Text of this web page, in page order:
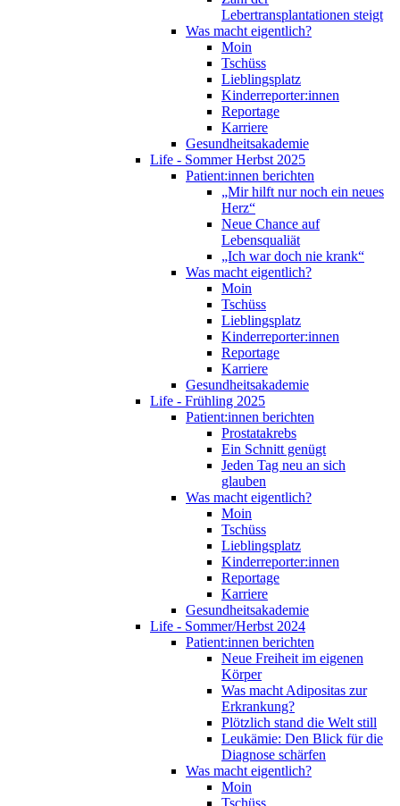
Lebertransplantationen steigt
Was macht eigentlich?
Moin
Tschüss
Lieblingsplatz
Kinderreporter:innen
Reportage
Karriere
Gesundheitsakademie
Life - Sommer Herbst 2025
Patient:innen berichten
„Mir hilft nur noch ein neues
Herz“
Neue Chance auf
Lebensqualiät
„Ich war doch nie krank“
Was macht eigentlich?
Moin
Tschüss
Lieblingsplatz
Kinderreporter:innen
Reportage
Karriere
Gesundheitsakademie
Life - Frühling 2025
Patient:innen berichten
Prostatakrebs
Ein Schnitt genügt
Jeden Tag neu an sich
glauben
Was macht eigentlich?
Moin
Tschüss
Lieblingsplatz
Kinderreporter:innen
Reportage
Karriere
Gesundheitsakademie
Life - Sommer/Herbst 2024
Patient:innen berichten
Neue Freiheit im eigenen
Körper
Was macht Adipositas zur
Erkrankung?
Plötzlich stand die Welt still
Leukämie: Den Blick für die
Diagnose schärfen
Was macht eigentlich?
Moin
Tschüss